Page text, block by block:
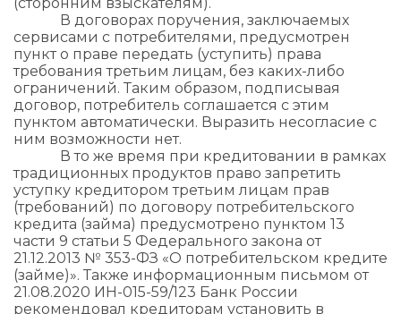
В договорах поручения, заключаемых
сервисами с потребителями, предусмотрен
пункт о праве передать (уступить) права
требования третьим лицам, без каких-либо
ограничений. Таким образом, подписывая
договор, потребитель соглашается с этим
пунктом автоматически. Выразить несогласие с
ним возможности нет.
В то же время при кредитовании в рамках
традиционных продуктов право запретить
уступку кредитором третьим лицам прав
(требований) по договору потребительского
кредита (займа) предусмотрено пунктом 13
части 9 статьи 5 Федерального закона от
21.12.2013 № 353-ФЗ «О потребительском кредите
(займе)». Также информационным письмом от
21.08.2020 ИН-015-59/123 Банк России
рекомендовал кредиторам установить в